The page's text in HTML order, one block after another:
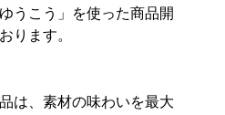
うこう」を使った商品開
ります。
は、素材の味わいを最大